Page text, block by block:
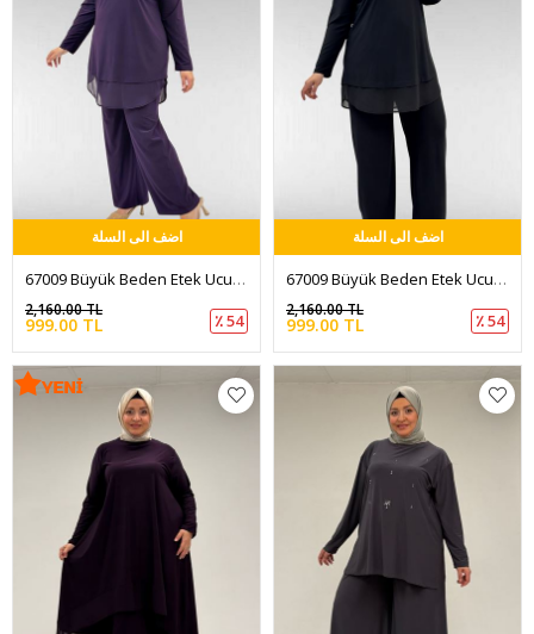
اضف الى السلة
67009 Büyük Beden Etek Ucu Şifon Detaylı Sandy Pantolonlu Takım - Mor
999.00 TL
2,160.00 TL
٪ 54
اضف الى السلة
67009 Büyük Beden Etek Ucu Şifon Detaylı Sandy Pantolonlu Takım - Siyah
999.00 TL
2,160.00 TL
٪ 54